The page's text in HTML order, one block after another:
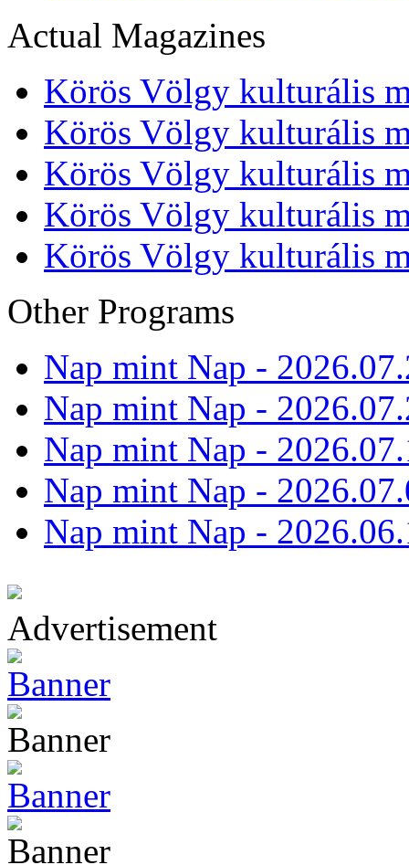
Actual Magazines
Körös Völgy kulturális
Körös Völgy kulturális
Körös Völgy kulturális
Körös Völgy kulturális
Körös Völgy kulturális
Other Programs
Nap mint Nap -
Nap mint Nap -
Nap mint Nap -
Nap mint Nap -
Nap mint Nap -
Advertisement